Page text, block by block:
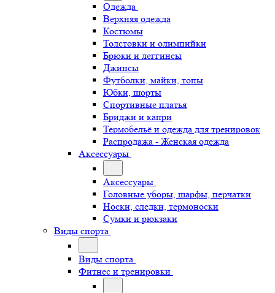
Одежда
Верхняя одежда
Костюмы
Толстовки и олимпийки
Брюки и леггинсы
Джинсы
Футболки, майки, топы
Юбки, шорты
Спортивные платья
Бриджи и капри
Термобельё и одежда для тренировок
Распродажа - Женская одежда
Аксессуары
Аксессуары
Головные уборы, шарфы, перчатки
Носки, следки, термоноски
Сумки и рюкзаки
Виды спорта
Виды спорта
Фитнес и тренировки